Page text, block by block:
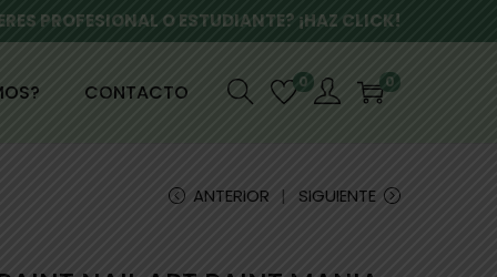
PROFESIONAL O ESTUDIANTE? ¡HAZ CLICK!
CONTACTO 0 0
ANTERIOR SIGUIENTE